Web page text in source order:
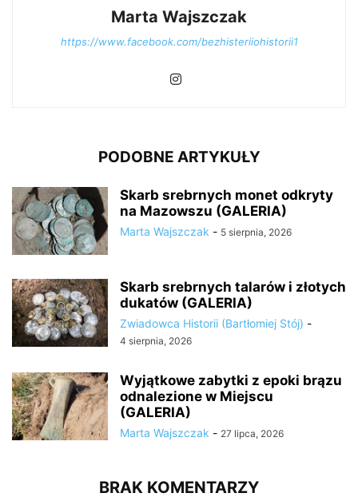
Marta Wajszczak
https://www.facebook.com/bezhisteriiohistorii1
PODOBNE ARTYKUŁY
Skarb srebrnych monet odkryty
na Mazowszu (GALERIA)
Marta Wajszczak - 5 sierpnia, 2026
Skarb srebrnych talarów i złotych
dukatów (GALERIA)
Zwiadowca Historii (Bartłomiej Stój) -
4 sierpnia, 2026
Wyjątkowe zabytki z epoki brązu
odnalezione w Miejscu
(GALERIA)
Marta Wajszczak - 27 lipca, 2026
BRAK KOMENTARZY